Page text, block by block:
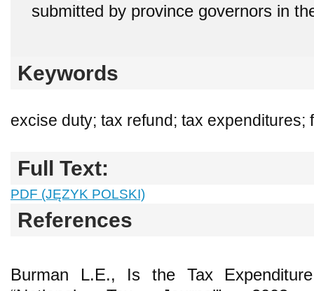
submitted by province governors in
Keywords
excise duty; tax refund; tax expenditures;
Full Text:
PDF (JĘZYK POLSKI)
References
Burman L.E., Is the Tax